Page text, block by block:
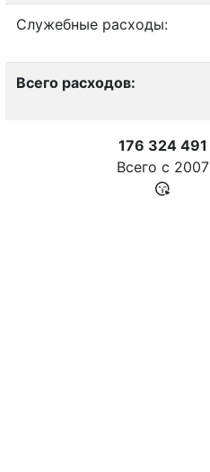
Служебные расходы:
Всего расходов:
176 324 491
Всего с 2007